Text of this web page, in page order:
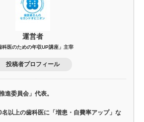
運営者
科医のための年収UP講座」主宰
投稿者プロフィール
進委員会」代表。
以上の歯科医に「増患・自費率アップ」な